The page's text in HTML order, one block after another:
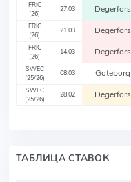
FRIC
(26)
27.03 Degerfors
FRIC
(26)
21.03 Degerfors
FRIC
(26)
14.03 Degerfors
SWEC
(25/26)
08.03 Goteborg
SWEC
(25/26)
28.02 Degerfors
ТАБЛИЦА СТАВОК